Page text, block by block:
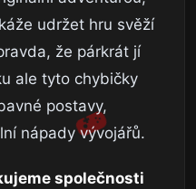
udržet hru svěží
že párkrát jí
ale tyto chybičky
postavy,
nápady vývojářů.
společnosti